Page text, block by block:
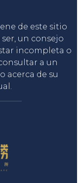
de este sitio
un consejo
incompleta o
a un
acerca de su